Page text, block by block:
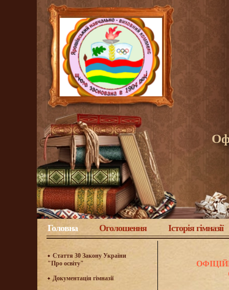
Головна Оголошення Історія гімназії
Стаття 30 Закону України
"Про освіту"
Документація гімназії